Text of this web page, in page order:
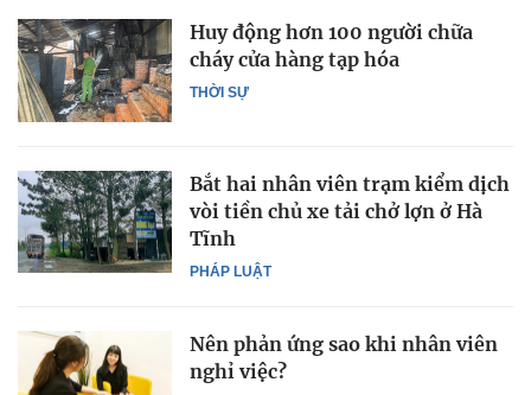
THỜI SỰ
Huy động hơn 100 người chữa
cháy cửa hàng tạp hóa
PHÁP LUẬT
Bắt hai nhân viên trạm kiểm dịch
vòi tiền chủ xe tải chở lợn ở Hà
Tĩnh
Nên phản ứng sao khi nhân viên
nghỉ việc?